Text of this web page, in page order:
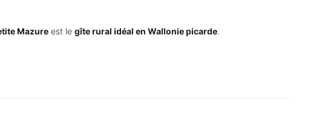
Mazure est le gîte rural idéal en Wallonie picarde.